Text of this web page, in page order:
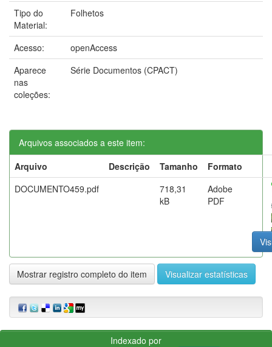
Tipo do
Material:
Folhetos
Acesso:
openAccess
Aparece
nas
coleções:
Série Documentos (CPACT)
Arquivos associados a este item:
Arquivo
Descrição Tamanho
Formato
DOCUMENTO459.pdf
718,31
kB
Adobe
PDF
Mostrar registro completo do item Visualizar estatísticas
Indexado por